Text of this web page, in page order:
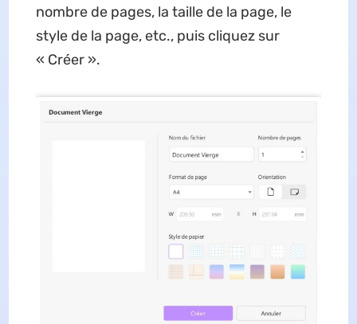
nombre de pages, la taille de la page, le
style de la page, etc., puis cliquez sur
« Créer ».